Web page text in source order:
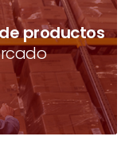
productos